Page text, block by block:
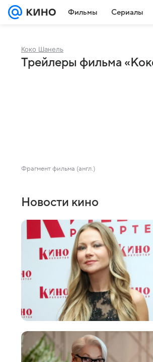
Фильмы Сериалы
Коко Шанель
Трейлеры фильма
Фрагмент фильма (англ.)
Новости кино